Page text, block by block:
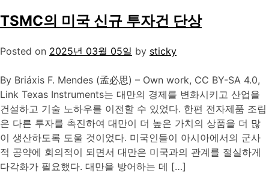
TSMC의 미국 신규 투자건 단상
Posted on 2025년 03월 05일 by sticky
By Briáxis F. Mendes (孟必思) – Own work, CC BY-SA 4.0,
Link Texas Instruments는 대만의 경제를 변화시키고 산업을
건설하고 기술 노하우를 이전할 수 있었다. 한편 전자제품 조립
은 다른 투자를 촉진하여 대만이 더 높은 가치의 상품을 더 많
이 생산하도록 도울 것이었다. 미국인들이 아시아에서의 군사
적 공약에 회의적이 되면서 대만은 미국과의 관계를 절실하게
다각화가 필요했다. 대만을 방어하는 데 […]